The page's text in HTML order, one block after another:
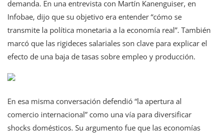
demanda. En una entrevista con Martín Kanenguiser, en
Infobae, dijo que su objetivo era entender “cómo se
transmite la política monetaria a la economía real”. También
marcó que las rigideces salariales son clave para explicar el
efecto de una baja de tasas sobre empleo y producción.
En esa misma conversación defendió “la apertura al
comercio internacional” como una vía para diversificar
shocks domésticos. Su argumento fue que las economías